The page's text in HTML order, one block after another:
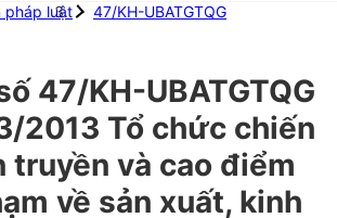
pháp luật 47/KH-UBATGTQG
47/KH-UBATGTQG
2013 Tổ chức chiến
truyền và cao điểm
về sản xuất, kinh